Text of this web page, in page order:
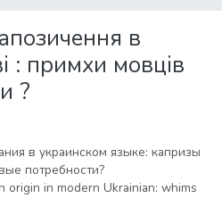
в
: примхи мовців
?
в украинском языке: капризы
потребности?
origin in modern Ukrainian: whims